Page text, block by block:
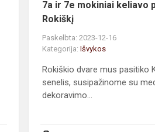
7a ir 7e mokiniai keliavo
Rokiškį
Paskelbta: 2023-12-16
Kategorija:Išvykos
Rokiškio dvare mus pasitiko
senelis, susipažinome su
dekoravimo...